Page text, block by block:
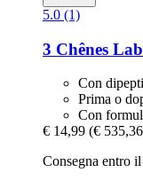
5.0 (1)
3 Chênes
Con
Prima o
Con
€ 14,99 (€
Consegna entro